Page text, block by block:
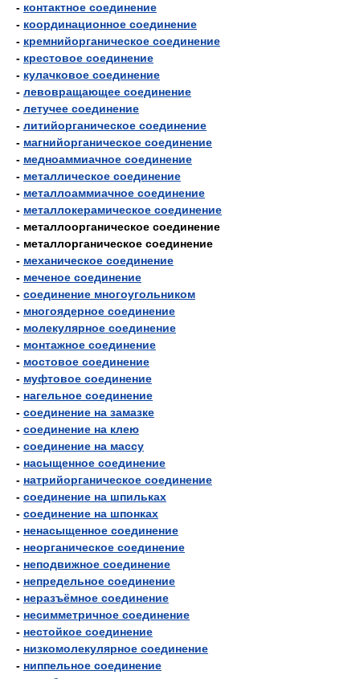
- контактное соединение
- координационное соединение
- кремнийорганическое соединение
- крестовое соединение
- кулачковое соединение
- левовращающее соединение
- летучее соединение
- литийорганическое соединение
- магнийорганическое соединение
- медноаммиачное соединение
- металлическое соединение
- металлоаммиачное соединение
- металлокерамическое соединение
- металлоорганическое соединение
- металлорганическое соединение
- механическое соединение
- меченое соединение
- соединение многоугольником
- многоядерное соединение
- молекулярное соединение
- монтажное соединение
- мостовое соединение
- муфтовое соединение
- нагельное соединение
- соединение на замазке
- соединение на клею
- соединение на массу
- насыщенное соединение
- натрийорганическое соединение
- соединение на шпильках
- соединение на шпонках
- ненасыщенное соединение
- неорганическое соединение
- неподвижное соединение
- непредельное соединение
- неразъёмное соединение
- несимметричное соединение
- нестойкое соединение
- низкомолекулярное соединение
- ниппельное соединение